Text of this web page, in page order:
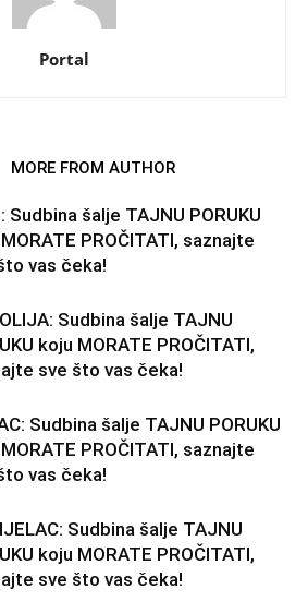
Portal
MORE FROM AUTHOR
Sudbina šalje TAJNU PORUKU
PROČITATI, saznajte
vas čeka!
Sudbina šalje TAJNU
koju MORATE PROČITATI,
sve što vas čeka!
Sudbina šalje TAJNU PORUKU
PROČITATI, saznajte
vas čeka!
Sudbina šalje TAJNU
koju MORATE PROČITATI,
sve što vas čeka!